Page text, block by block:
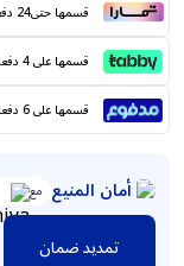
قسمها حتى24 دفعه بدون رسوم تأخير. متوافقة مع الشريعة الإسلامية
قسمها على 4 دفعات 512.25 تقسيط بدون فوائد. متوافق مع الشريعة
قسمها على 6 دفعات 341.5 تقسيط بدون فوائد. متوافق مع الشريعة
أمان المنيع مع
تمديد ضمان